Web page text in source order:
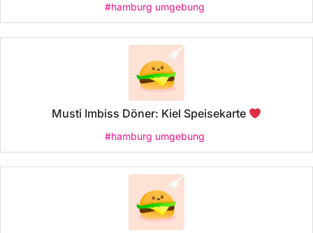
#hamburg umgebung
Musti Imbiss Döner: Kiel Speisekarte
#hamburg umgebung